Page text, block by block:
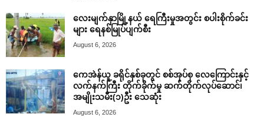
လေးမျက်နှာမြို့နယ် ရေကြီးမှုအတွင်း စပါးစိုက်ခင်း
များ ရေနစ်မြုပ်ပျက်စီး
August 6, 2026
ကေအဲန်ယူ ခရိုင်နှစ်ခုတွင် စစ်အုပ်စု လေကြောင်းနှင့်
လက်နက်ကြီး တိုက်ခိုက်မှု ဆက်တိုက်လုပ်ဆောင်၊
အမျိုးသမီး(၁)ဦး သေဆုံး
August 6, 2026